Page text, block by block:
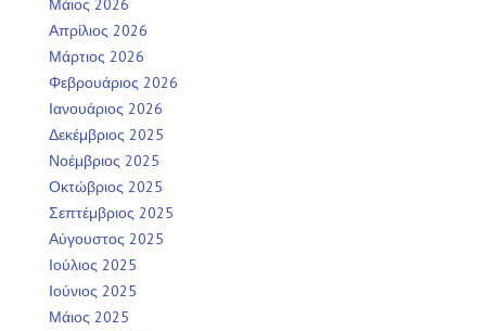
Μάιος 2026
Απρίλιος 2026
Μάρτιος 2026
Φεβρουάριος 2026
Ιανουάριος 2026
Δεκέμβριος 2025
Νοέμβριος 2025
Οκτώβριος 2025
Σεπτέμβριος 2025
Αύγουστος 2025
Ιούλιος 2025
Ιούνιος 2025
Μάιος 2025